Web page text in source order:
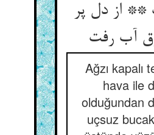
از دل پر
Ağzı kapalı
hava ile
olduğundan
uçsuz